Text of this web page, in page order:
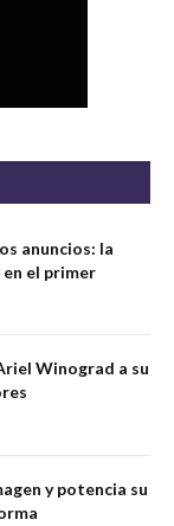
anuncios: la
el primer
Winograd a su
y potencia su